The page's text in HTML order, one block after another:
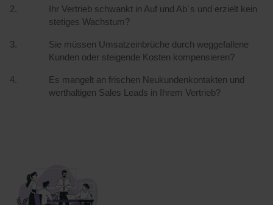
Ihr Vertrieb schwankt in Auf und Ab`s und erzielt kein
stetiges Wachstum?
Sie müssen Umsatzeinbrüche durch weggefallene
Kunden oder steigende Kosten kompensieren?
Es mangelt an frischen Neukundenkontakten und
werthaltigen Sales Leads in Ihrem Vertrieb?